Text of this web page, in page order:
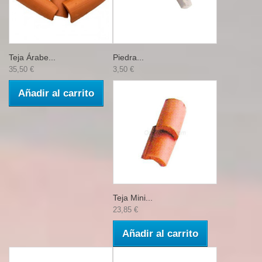
Teja Árabe...
35,50 €
Añadir al carrito
Piedra...
3,50 €
Teja Mini...
23,85 €
Añadir al carrito